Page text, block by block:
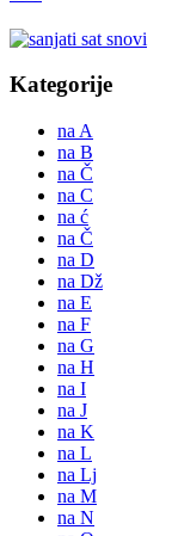
Kategorije
na A
na B
na Č
na C
na ć
na Č
na D
na Dž
na E
na F
na G
na H
na I
na J
na K
na L
na Lj
na M
na N